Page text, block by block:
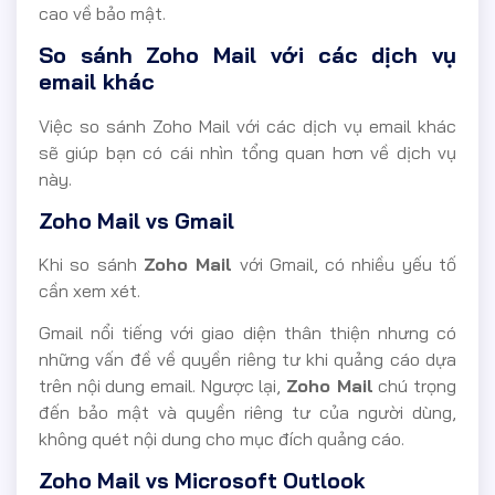
cao về bảo mật.
So sánh Zoho Mail với các dịch vụ
email khác
Việc so sánh Zoho Mail với các dịch vụ email khác
sẽ giúp bạn có cái nhìn tổng quan hơn về dịch vụ
này.
Zoho Mail vs Gmail
Khi so sánh Zoho Mail với Gmail, có nhiều yếu tố
cần xem xét.
Gmail nổi tiếng với giao diện thân thiện nhưng có
những vấn đề về quyền riêng tư khi quảng cáo dựa
trên nội dung email. Ngược lại, Zoho Mail chú trọng
đến bảo mật và quyền riêng tư của người dùng,
không quét nội dung cho mục đích quảng cáo.
Zoho Mail vs Microsoft Outlook